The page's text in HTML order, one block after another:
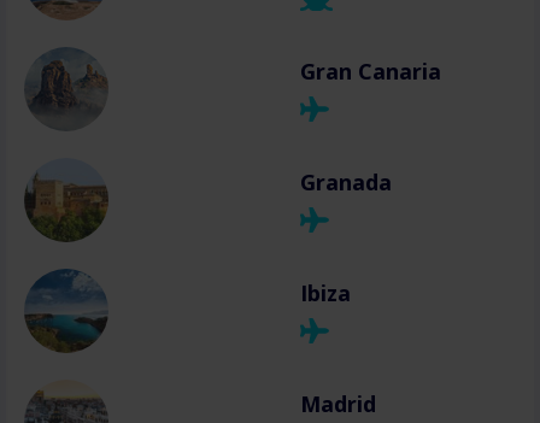
Gran Canaria
Granada
Ibiza
Madrid